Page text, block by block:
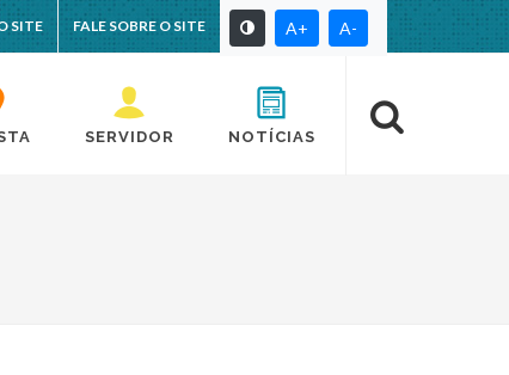
SITE FALE SOBRE O SITE A+ A-
SERVIDOR NOTÍCIAS